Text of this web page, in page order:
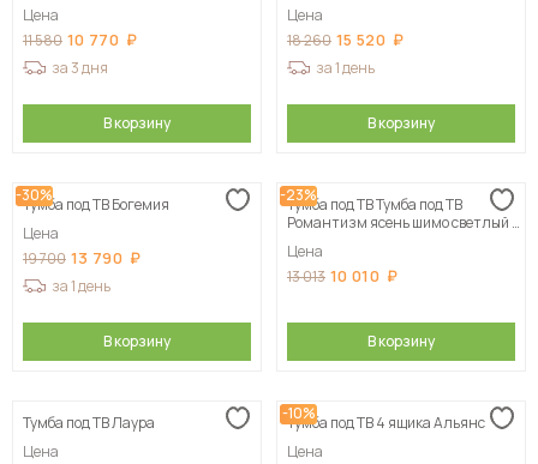
Цена
11 580 10 770
за 3 дня
В корзину
Цена
18 260 15 520
за 1 день
В корзину
-30%
Тумба под ТВ Богемия
Цена
19 700 13 790
за 1 день
В корзину
-23%
Тумба под ТВ Тумба под ТВ
Романтизм ясень шимо светлый /
Цена
13 013 10 010
В корзину
Тумба под ТВ Лаура
Цена
-10%
Тумба под ТВ 4 ящика Альянс
Цена